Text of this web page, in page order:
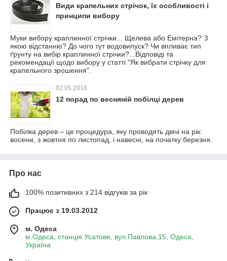
Види крапельних стрічок, їх особливості і
принципи вибору
Муки вибору краплинної стрічки... Щелева або Емітерна? З
якою відстанню? До чого тут водовипуск? Чи впливає тип
ґрунту на вибір краплинної стрічки?...Відповіді та
рекомендації щодо вибору у статті "Як вибрати стрічку для
крапельного зрошення".
02.05.2018
12 порад по весняній побілці дерев
Побілка дерев – це процедура, яку проводять двічі на рік:
восени, з жовтня по листопад, і навесні, на початку березня.
Про нас
100% позитивних з 214 відгуків за рік
Працює з 19.03.2012
м. Одеса
м.Одеса, станція Усатове, вул.Павлова,15, Одеса,
Україна